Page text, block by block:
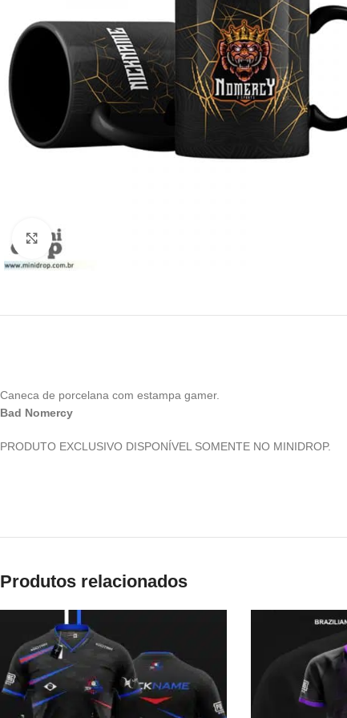
Clique para ampliar
Caneca de porcelana com estampa gamer.
Bad Nomercy
PRODUTO EXCLUSIVO DISPONÍVEL SOMENTE NO MINIDROP.
Produtos relacionados